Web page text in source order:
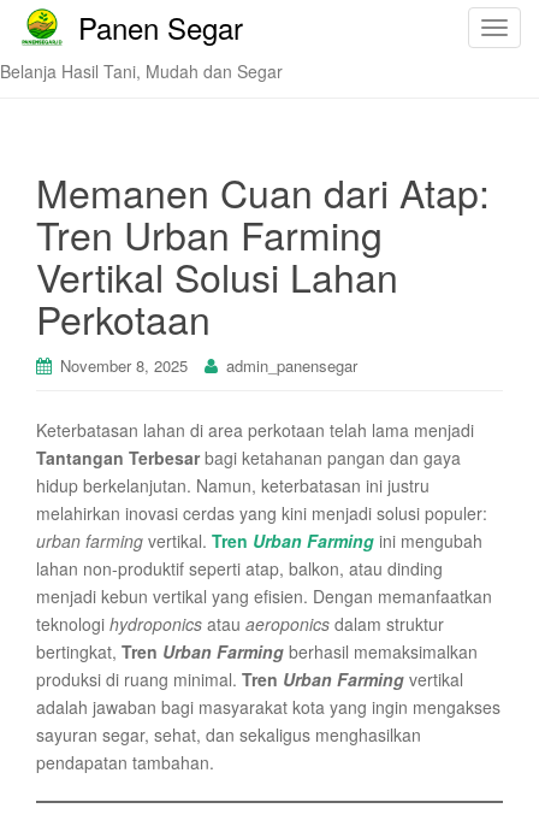
T
Panen Segar
Belanja Hasil Tani, Mudah dan Segar
Memanen Cuan dari Atap:
Tren Urban Farming
Vertikal Solusi Lahan
Perkotaan
November 8, 2025 admin_panensegar
Keterbatasan lahan di area perkotaan telah lama menjadi
Tantangan Terbesarbagi ketahanan pangan dan gaya
hidup berkelanjutan. Namun, keterbatasan ini justru
melahirkan inovasi cerdas yang kini menjadi solusi populer:
urban farming vertikal. Tren Urban Farming ini mengubah
lahan non-produktif seperti atap, balkon, atau dinding
menjadi kebun vertikal yang efisien. Dengan memanfaatkan
teknologi hydroponics atau aeroponics dalam struktur
bertingkat, Tren Urban Farming berhasil memaksimalkan
produksi di ruang minimal. Tren Urban Farming vertikal
adalah jawaban bagi masyarakat kota yang ingin mengakses
sayuran segar, sehat, dan sekaligus menghasilkan
pendapatan tambahan.